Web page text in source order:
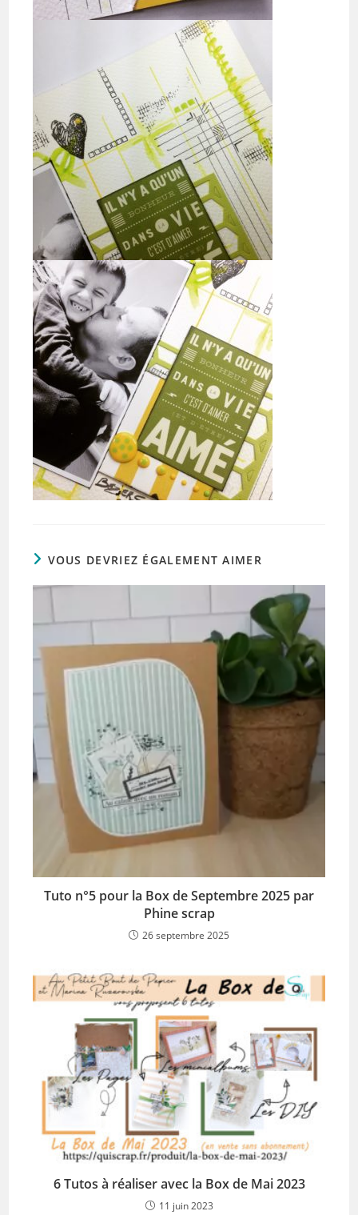
VOUS DEVRIEZ ÉGALEMENT AIMER
Tuto n°5 pour la Box de Septembre 2025 par
Phine scrap
26 septembre 2025
6 Tutos à réaliser avec la Box de Mai 2023
11 juin 2023